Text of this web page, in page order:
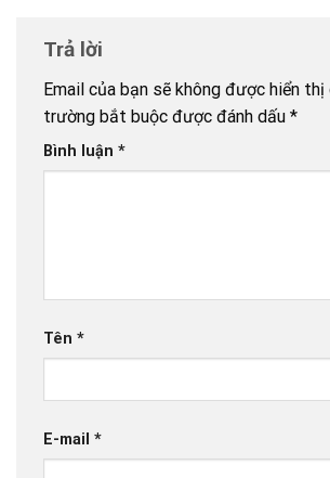
Trả lời
Email của bạn sẽ không được hiển thị
trường bắt buộc được đánh dấu *
Bình luận *
Tên *
E-mail *